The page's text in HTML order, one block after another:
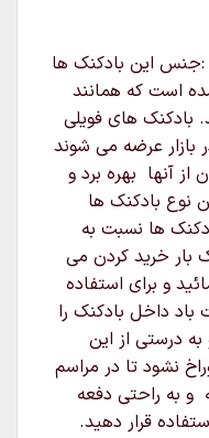
این بادکنک ها
است که همانند
بادکنک های فویلی
بازار عرضه می شوند
آنها بهره برد و
نوع بادکنک ها
ها نسبت به
بار خرید کردن می
و برای استفاده
داخل بادکنک را
درستی از این
نشود تا در مراسم
به راحتی دفعه
قرار دهید.